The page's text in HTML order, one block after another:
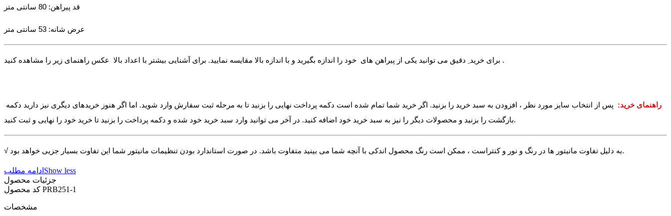
قد پیراهن: 80 سانتی متر
عرض شانه: 53 سانتی متر
برای خرید ِ دقیق می توانید یکی از پیراهن های خود را اندازه بگیرید و با اندازه بالا مقایسه نمایید. برای آشنایی بیشتر با اعداد بالا عکس راهنمای زیر را مشاهده کنید .
راهنمای خرید: پس از انتخاب سایز مورد نظر ، افزودن به سبد خرید را بزنید. اگر خرید شما تمام شده است دکمه پرداخت نهایی را بزنید تا به مرحله ثبت سفارش وارد شوید. اما اگر هنوز خریدهای دیگری نیز دارید دکمه
بازگشت را بزنید و محصولات دیگر را نیز به سبد خرید خود اضافه کنید. در آخر می توانید وارد سبد خرید خود شده و دکمه پرداخت را بزنید تا خرید خود را نهایی و ثبت کنید.
√ به دلیل تفاوت مانیتور ها در رنگ و نور و کنتراست ، ممکن است رنگ محصول اندکی با آنچه شما می بینید متفاوت باشد. در صورت استاندارد بودن تنظیمات مانیتور شما این تفاوت بسیار جزیی خواهد بود.
ادامه مطلب Show less
جزئیات محصول
PRB251-1
مشخصات